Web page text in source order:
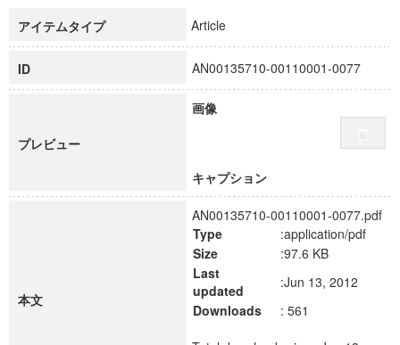
慶應義塾大学グローバルCOEプログラム市民社会ガバナンス
慶應義塾大学グローバルCOEプログラム論理と感性の先端的
博士課程教育リーディングプログラム「超成熟社会発展のサ
学術雑誌掲載論文等(8)
アイテムタイプ Article
ID AN00135710-00110001-0077
プレビュー
画像
キャプション
本文
AN00135710-00110001-0077.pdf
Type
:application/pdf
Size
:97.6 KB
Last
updated
:Jun 13, 2012
Downloads
: 561